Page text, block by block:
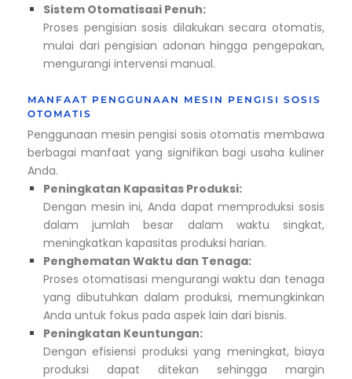
Sistem Otomatisasi Penuh:
Proses pengisian sosis dilakukan secara otomatis,
mulai dari pengisian adonan hingga pengepakan,
mengurangi intervensi manual.
MANFAAT PENGGUNAAN MESIN PENGISI SOSIS
OTOMATIS
Penggunaan mesin pengisi sosis otomatis membawa
berbagai manfaat yang signifikan bagi usaha kuliner
Anda.
Peningkatan Kapasitas Produksi:
Dengan mesin ini, Anda dapat memproduksi sosis
dalam jumlah besar dalam waktu singkat,
meningkatkan kapasitas produksi harian.
Penghematan Waktu dan Tenaga:
Proses otomatisasi mengurangi waktu dan tenaga
yang dibutuhkan dalam produksi, memungkinkan
Anda untuk fokus pada aspek lain dari bisnis.
Peningkatan Keuntungan:
Dengan efisiensi produksi yang meningkat, biaya
produksi dapat ditekan sehingga margin